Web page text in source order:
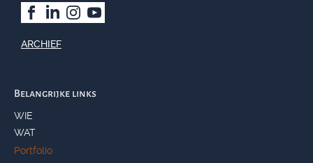
ARCHIEF
Belangrijke links
WIE
WAT
Portfolio